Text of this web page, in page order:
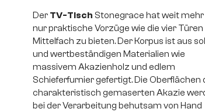
Der TV-Tisch Stonegrace hat weit mehr
nur praktische Vorzüge wie die vier
Mittelfach zu bieten. Der Korpus ist aus
und wertbeständigen Materialien wie
massivem Akazienholz und edlem
Schieferfurnier gefertigt. Die Oberflächen
charakteristisch gemaserten Akazie
bei der Verarbeitung behutsam von Hand